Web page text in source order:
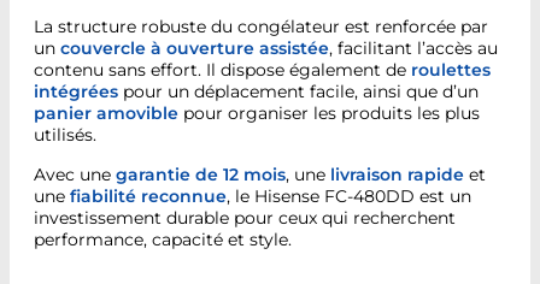
La structure robuste du congélateur est renforcée par
un couvercle à ouverture assistée, facilitant l’accès au
contenu sans effort. Il dispose également de roulettes
intégrées pour un déplacement facile, ainsi que d’un
panier amovible pour organiser les produits les plus
utilisés.
Avec une garantie de 12 mois, une livraison rapide et
une fiabilité reconnue, le Hisense FC-480DD est un
investissement durable pour ceux qui recherchent
performance, capacité et style.